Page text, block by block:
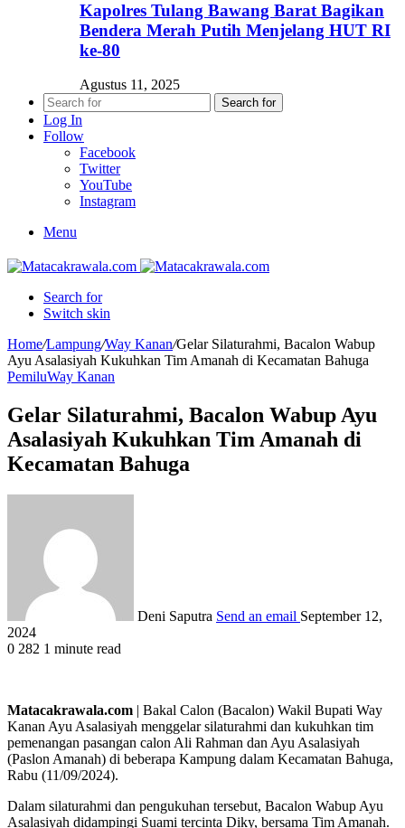
Kapolres Tulang Bawang Barat Bagikan
Bendera Merah Putih Menjelang HUT RI
ke-80
Agustus 11, 2025
Search for
Log In
Follow
Facebook
Twitter
YouTube
Instagram
Menu
Search for
Switch skin
Home/Lampung/Way Kanan/Gelar Silaturahmi, Bacalon Wabup
Ayu Asalasiyah Kukuhkan Tim Amanah di Kecamatan Bahuga
PemiluWay Kanan
Gelar Silaturahmi, Bacalon Wabup Ayu
Asalasiyah Kukuhkan Tim Amanah di
Kecamatan Bahuga
Deni Saputra Send an email September 12,
2024
0 282 1 minute read
Matacakrawala.com | Bakal Calon (Bacalon) Wakil Bupati Way
Kanan Ayu Asalasiyah menggelar silaturahmi dan kukuhkan tim
pemenangan pasangan calon Ali Rahman dan Ayu Asalasiyah
(Paslon Amanah) di beberapa Kampung dalam Kecamatan Bahuga,
Rabu (11/09/2024).
Dalam silaturahmi dan pengukuhan tersebut, Bacalon Wabup Ayu
Asalasiyah didampingi Suami tercinta Diky, bersama Tim Amanah.